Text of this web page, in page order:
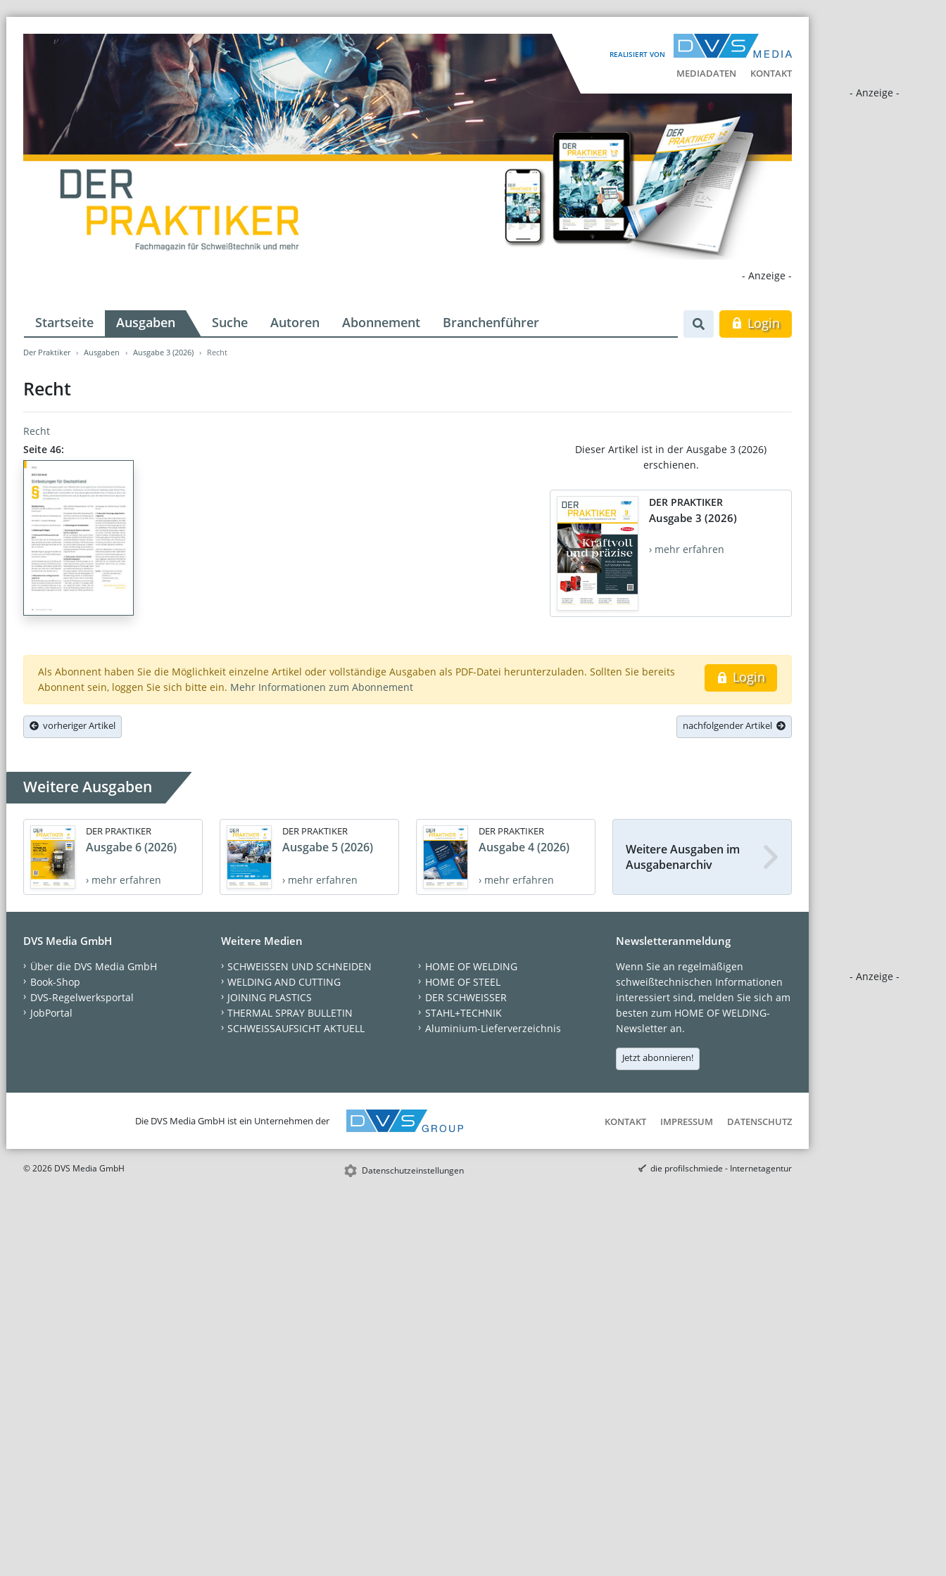
REALISIERT VON
MEDIADATEN KONTAKT
- Anzeige -
- Anzeige -
- Anzeige -
Startseite Ausgaben Suche Autoren Abonnement Branchenführer Login
Der Praktiker Ausgaben Ausgabe 3 (2026) Recht
Recht
Recht
Seite 46:
Dieser Artikel ist in der Ausgabe 3 (2026)
erschienen.
DER PRAKTIKER
Ausgabe 3 (2026)
› mehr erfahren
Login
Als Abonnent haben Sie die Möglichkeit einzelne Artikel oder vollständige Ausgaben als PDF-Datei herunterzuladen. Sollten Sie bereits
Abonnent sein, loggen Sie sich bitte ein. Mehr Informationen zum Abonnement
vorheriger Artikel nachfolgender Artikel
Weitere Ausgaben
DER PRAKTIKER
Ausgabe 6 (2026)
› mehr erfahren
DER PRAKTIKER
Ausgabe 5 (2026)
› mehr erfahren
DER PRAKTIKER
Ausgabe 4 (2026)
› mehr erfahren
Weitere Ausgaben im
Ausgabenarchiv
DVS Media GmbH
Über die DVS Media GmbH
Book-Shop
DVS-Regelwerksportal
JobPortal
Weitere Medien
SCHWEISSEN UND SCHNEIDEN
WELDING AND CUTTING
JOINING PLASTICS
THERMAL SPRAY BULLETIN
SCHWEISSAUFSICHT AKTUELL
HOME OF WELDING
HOME OF STEEL
DER SCHWEISSER
STAHL+TECHNIK
Aluminium-Lieferverzeichnis
Newsletteranmeldung
Wenn Sie an regelmäßigen
schweißtechnischen Informationen
interessiert sind, melden Sie sich am
besten zum HOME OF WELDING-
Newsletter an.
Jetzt abonnieren!
Die DVS Media GmbH ist ein Unternehmen der KONTAKT IMPRESSUM DATENSCHUTZ
© 2026 DVS Media GmbH Datenschutzeinstellungen die profilschmiede - Internetagentur